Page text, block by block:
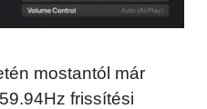
mostantól már
frissítési